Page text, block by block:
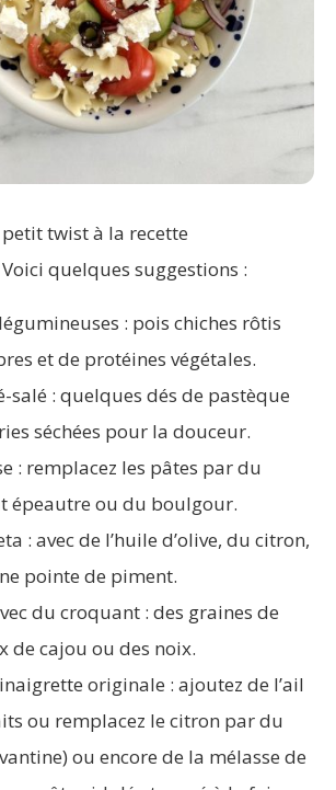
twist à la recette
quelques suggestions :
: pois chiches rôtis
et de protéines végétales.
salé : quelques dés de pastèque
séchées pour la douceur.
: remplacez les pâtes par du
épeautre ou du boulgour.
: avec de l’huile d’olive, du citron,
pointe de piment.
du croquant : des graines de
de cajou ou des noix.
originale : ajoutez de l’ail
ou remplacez le citron par du
ou encore de la mélasse de